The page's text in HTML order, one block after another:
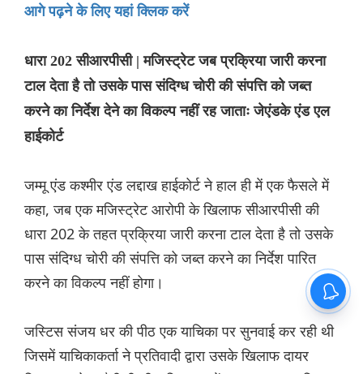
आगे पढ़ने के लिए यहां क्लिक करें
धारा 202 सीआरपीसी | मजिस्ट्रेट जब प्रक्रिया जारी करना
टाल देता है तो उसके पास संदिग्ध चोरी की संपत्ति को जब्त
करने का निर्देश देने का विकल्प नहीं रह जाताः जेएंडके एंड एल
हाईकोर्ट
जम्मू एंड कश्मीर एंड लद्दाख हाईकोर्ट ने हाल ही में एक फैसले में
कहा, जब एक मजिस्ट्रेट आरोपी के खिलाफ सीआरपीसी की
धारा 202 के तहत प्रक्रिया जारी करना टाल देता है तो उसके
पास संदिग्ध चोरी की संपत्ति को जब्त करने का निर्देश पारित
करने का विकल्प नहीं होगा।
जस्टिस संजय धर की पीठ एक याचिका पर सुनवाई कर रही थी
जिसमें याचिकाकर्ता ने प्रतिवादी द्वारा उसके खिलाफ दायर